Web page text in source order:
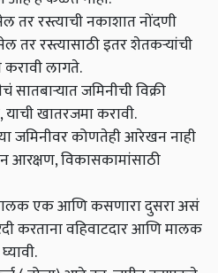
तर रस्त्याची नकाशात नोंदणी
रस्त्यासाठी इतर शेतकऱ्यांची
करावी लागते.
सातबाऱ्यात जमिनीची विक्री
खातरजमा करावी.
जमिनीवर कोणतेही आरेखन नाही
आरक्षण, विकासकामांसाठी
मालक एक आणि कसणारा दुसरा असं
करताना वहिवाटदार आणि मालक